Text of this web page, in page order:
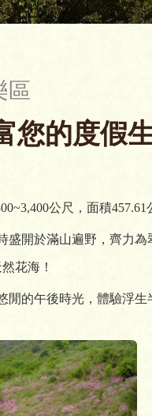
區
您的度假
公尺，面積457.61
開於滿山遍野，齊力
花海！
的午後時光，體驗浮生